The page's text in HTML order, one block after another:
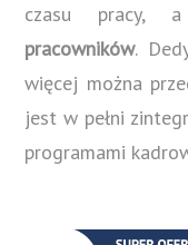
czasu pracy,
pracowników.
więcej można
jest w pełni
programami